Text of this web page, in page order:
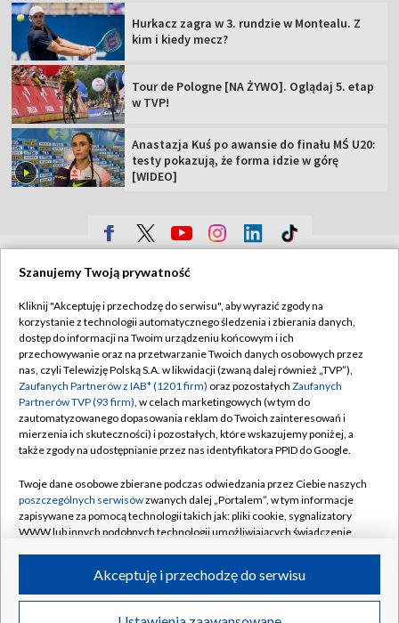
Hurkacz zagra w 3. rundzie w Montealu. Z
kim i kiedy mecz?
Tour de Pologne [NA ŻYWO]. Oglądaj 5. etap
w TVP!
Anastazja Kuś po awansie do finału MŚ U20:
testy pokazują, że forma idzie w górę
[WIDEO]
Sklep TVP
Biuro Reklamy
Oferta Handlowa
Telegazeta ogłoszenia
Emisja w TVP
Ogłoszenia przetargowe
Akademia Telewizyjna
Informacje o nadawcy
Centrum informacji TVP
System NOS
Polityka prywatności
Moje zgody
Biuro reklamy
Kontakt
©2026 Telewizja Polska Spółka Akcyjna w likwidacji
Szanujemy Twoją prywatność
Kliknij "Akceptuję i przechodzę do serwisu", aby wyrazić zgody na
korzystanie z technologii automatycznego śledzenia i zbierania danych,
dostęp do informacji na Twoim urządzeniu końcowym i ich
przechowywanie oraz na przetwarzanie Twoich danych osobowych przez
nas, czyli Telewizję Polską S.A. w likwidacji (zwaną dalej również „TVP”),
Zaufanych Partnerów z IAB* (1201 firm) oraz pozostałych Zaufanych
Partnerów TVP (93 firm), w celach marketingowych (w tym do
zautomatyzowanego dopasowania reklam do Twoich zainteresowań i
mierzenia ich skuteczności) i pozostałych, które wskazujemy poniżej, a
także zgody na udostępnianie przez nas identyfikatora PPID do Google.
Twoje dane osobowe zbierane podczas odwiedzania przez Ciebie naszych
poszczególnych serwisówzwanych dalej „Portalem”, w tym informacje
zapisywane za pomocą technologii takich jak: pliki cookie, sygnalizatory
WWW lub innych podobnych technologii umożliwiających świadczenie
ruchu w Internecie.
Twoje dane osobowe zbierane podczas odwiedzania przez Ciebie
Akceptuję i przechodzę do serwisu